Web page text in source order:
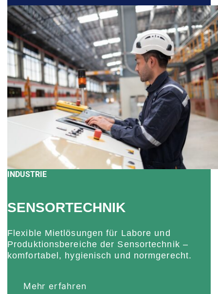
INDUSTRIE
SENSORTECHNIK
Flexible Mietlösungen für Labore und
Produktionsbereiche der Sensortechnik –
komfortabel, hygienisch und normgerecht.
Mehr erfahren